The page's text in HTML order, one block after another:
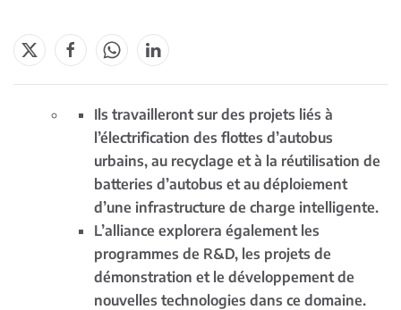
Ils travailleront sur des projets liés à
l’électrification des flottes d’autobus
urbains, au recyclage et à la réutilisation de
batteries d’autobus et au déploiement
d’une infrastructure de charge intelligente.
L’alliance explorera également les
programmes de R&D, les projets de
démonstration et le développement de
nouvelles technologies dans ce domaine.